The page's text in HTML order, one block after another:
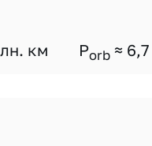
км Porb ≈ 6,7